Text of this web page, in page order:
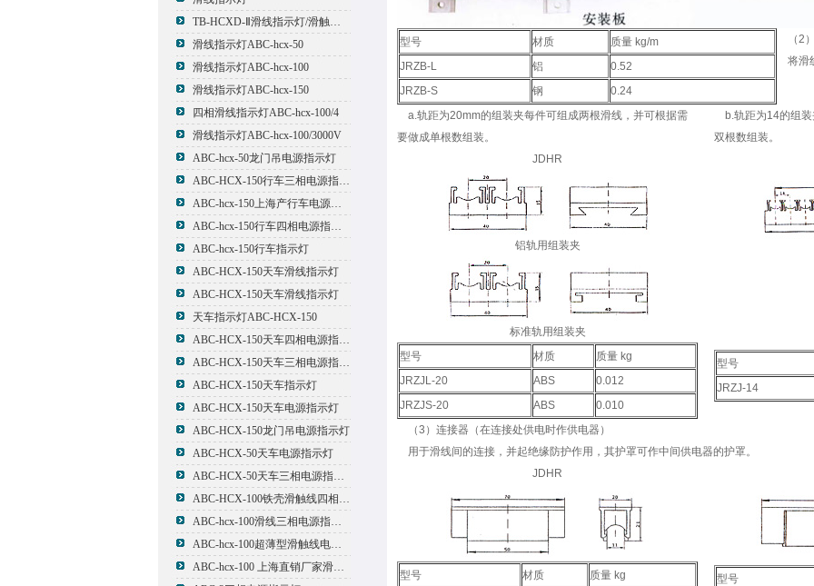
TB-HCXD-Ⅱ滑线指示灯/滑触线指示灯
滑线指示灯ABC-hcx-50
滑线指示灯ABC-hcx-100
滑线指示灯ABC-hcx-150
四相滑线指示灯ABC-hcx-100/4
滑线指示灯ABC-hcx-100/3000V
ABC-hcx-50龙门吊电源指示灯
ABC-HCX-150行车三相电源指示灯
ABC-hcx-150上海产行车电源指示灯
ABC-hcx-150行车四相电源指示灯
ABC-hcx-150行车指示灯
ABC-HCX-150天车滑线指示灯
ABC-HCX-150天车滑线指示灯
天车指示灯ABC-HCX-150
ABC-HCX-150天车四相电源指示灯
ABC-HCX-150天车三相电源指示灯
ABC-HCX-150天车指示灯
ABC-HCX-150天车电源指示灯
ABC-HCX-150龙门吊电源指示灯
ABC-HCX-50天车电源指示灯
ABC-HCX-50天车三相电源指示灯
ABC-HCX-100铁壳滑触线四相电源指示灯
ABC-hcx-100滑线三相电源指示灯
ABC-hcx-100超薄型滑触线电源指示灯
ABC-hcx-100 上海直销厂家滑触线指示灯
型号 材质
质量 kg/m
JRZB-L
铝
0.52
JRZB-S
钢 0.24
（2
将滑
a.轨距为20mm的组装夹每件可组成两根滑线，并可根据需
要做成单根数组装。
JDHR
铝轨用组装夹
标准轨用组装夹
型号
材质
质量 kg
JRZJL-20
ABS
0.012
JRZJS-20
ABS 0.010
b.轨距为14的组装
双根数组装。
型号
JRZJ-14
（3）连接器（在连接处供电时作供电器）
用于滑线间的连接，并起绝缘防护作用，其护罩可作中间供电器的护罩。
JDHR
型号 材质
质量 kg
型号